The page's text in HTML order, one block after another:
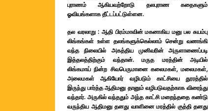
புராணம் ஆகியவற்றோடு தலபுராண கதைகளும்
ஓவியங்களாக தீட்டப்பட்டுள்ளன.
தல வரலாறு : ஆதி பிரம்மாவின் மகனாகிய மனு பல சுயம்பு
லிங்கங்கள் உள்ள தலங்களுக்கெல்லாம் சென்று வணங்கி
வந்த நிலையில் அகத்திய முனிவரின் அருளாணைப்படி
இத்தலத்திற்கும் வந்தான். மருத மரத்தின் அடியில்
லிங்கமாய் நின்ற சிவபெருமானை கலைமகள், மலைமகள்,
அலைமகள் ஆகியோர் வழிபடும் காட்சியை தூரத்தில்
இருந்து பார்த்த ஆதிமனு தானும் வழிபடுவதற்காக விரைந்து
வந்தார். அருகில் வந்ததும் அந்த காட்சி மறைந்ததை கண்டு
வருந்திய ஆதிமனு தனது வாளினை மரத்தில் குத்தி தனது